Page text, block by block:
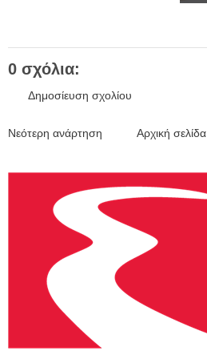
0 σχόλια:
Δημοσίευση σχολίου
Νεότερη ανάρτηση Αρχική σελίδα